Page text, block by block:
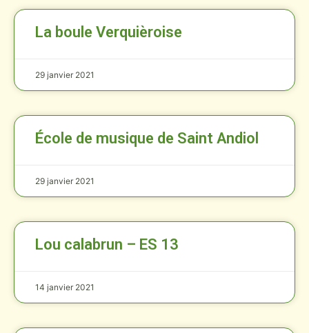
La boule Verquièroise
29 janvier 2021
École de musique de Saint Andiol
29 janvier 2021
Lou calabrun – ES 13
14 janvier 2021